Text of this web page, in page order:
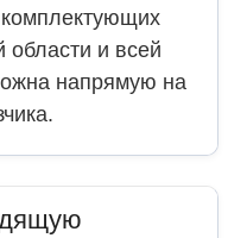
области и всей
напрямую на